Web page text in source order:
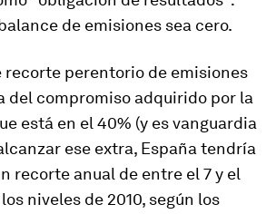
de emisiones sea cero.
recorte perentorio de emisiones
del compromiso adquirido por la
está en el 40% (y es vanguardia
ese extra, España tendría
recorte anual de entre el 7 y el
niveles de 2010, según los